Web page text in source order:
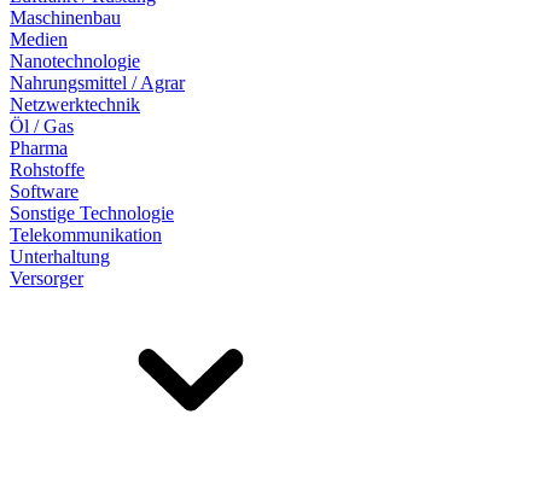
Maschinenbau
Medien
Nanotechnologie
Nahrungsmittel / Agrar
Netzwerktechnik
Öl / Gas
Pharma
Rohstoffe
Software
Sonstige Technologie
Telekommunikation
Unterhaltung
Versorger